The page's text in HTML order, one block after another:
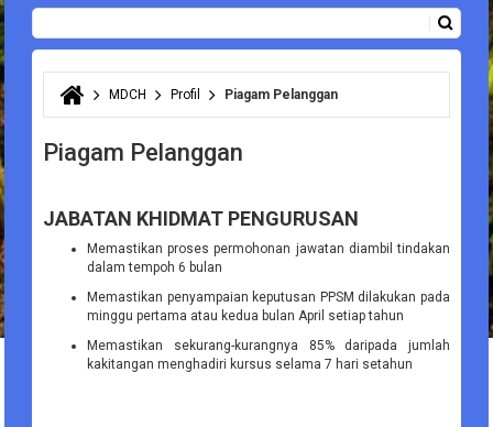
Borang carian
Anda di sini
MDCH Profil Piagam Pelanggan
Piagam Pelanggan
JABATAN KHIDMAT PENGURUSAN
Memastikan proses permohonan jawatan diambil tindakan
dalam tempoh 6 bulan
Memastikan penyampaian keputusan PPSM dilakukan pada
minggu pertama atau kedua bulan April setiap tahun
Memastikan sekurang-kurangnya 85% daripada jumlah
kakitangan menghadiri kursus selama 7 hari setahun